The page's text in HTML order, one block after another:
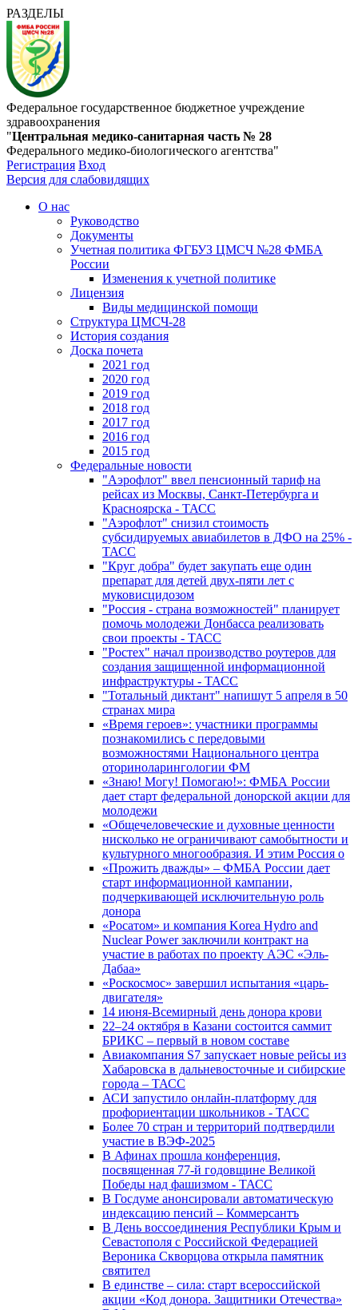
РАЗДЕЛЫ
Федеральное государственное бюджетное учреждение
здравоохранения
"Центральная медико-санитарная часть № 28
Федерального медико-биологического агентства"
Регистрация Вход
Версия для слабовидящих
О нас
Руководство
Документы
Учетная политика ФГБУЗ ЦМСЧ №28 ФМБА
России
Изменения к учетной политике
Лицензия
Виды медицинской помощи
Структура ЦМСЧ-28
История создания
Доска почета
2021 год
2020 год
2019 год
2018 год
2017 год
2016 год
2015 год
Федеральные новости
"Аэрофлот" ввел пенсионный тариф на
рейсах из Москвы, Санкт-Петербурга и
Красноярска - ТАСС
"Аэрофлот" снизил стоимость
субсидируемых авиабилетов в ДФО на 25% -
ТАСС
"Круг добра" будет закупать еще один
препарат для детей двух-пяти лет с
муковисцидозом
"Россия - страна возможностей" планирует
помочь молодежи Донбасса реализовать
свои проекты - ТАСС
"Ростех" начал производство роутеров для
создания защищенной информационной
инфраструктуры - ТАСС
"Тотальный диктант" напишут 5 апреля в 50
странах мира
«Время героев»: участники программы
познакомились с передовыми
возможностями Национального центра
оториноларингологии ФМ
«Знаю! Могу! Помогаю!»: ФМБА России
дает старт федеральной донорской акции для
молодежи
«Общечеловеческие и духовные ценности
нисколько не ограничивают самобытности и
культурного многообразия. И этим Россия о
«Прожить дважды» – ФМБА России дает
старт информационной кампании,
подчеркивающей исключительную роль
донора
«Росатом» и компания Korea Hydro and
Nuclear Power заключили контракт на
участие в работах по проекту АЭС «Эль-
Дабаа»
«Роскосмос» завершил испытания «царь-
двигателя»
14 июня-Всемирный день донора крови
22–24 октября в Казани состоится саммит
БРИКС – первый в новом составе
Авиакомпания S7 запускает новые рейсы из
Хабаровска в дальневосточные и сибирские
города – ТАСС
АСИ запустило онлайн-платформу для
профориентации школьников - ТАСС
Более 70 стран и территорий подтвердили
участие в ВЭФ-2025
В Афинах прошла конференция,
посвященная 77-й годовщине Великой
Победы над фашизмом - ТАСС
В Госдуме анонсировали автоматическую
индексацию пенсий – Коммерсантъ
В День воссоединения Республики Крым и
Севастополя с Российской Федерацией
Вероника Скворцова открыла памятник
святител
В единстве – сила: старт всероссийской
акции «Код донора. Защитники Отечества»